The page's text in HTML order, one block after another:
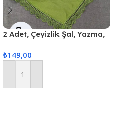
2 Adet, Çeyizlik Şal, Yazma,
Yazma 2 Adet 100x100cm –
₺149,00
Sepete Ekle